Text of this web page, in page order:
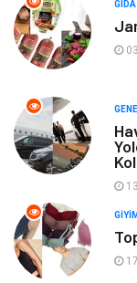
Emlak
Genel Kültür
İnternet
Gayrimenkul
Astroloji
GIDA
GIYIM